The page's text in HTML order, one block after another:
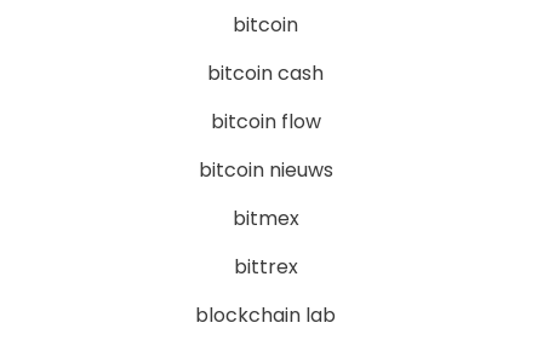
bitcoin
bitcoin cash
bitcoin flow
bitcoin nieuws
bitmex
bittrex
blockchain lab